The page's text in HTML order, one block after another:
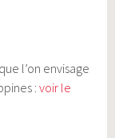
l’on envisage
:voir le